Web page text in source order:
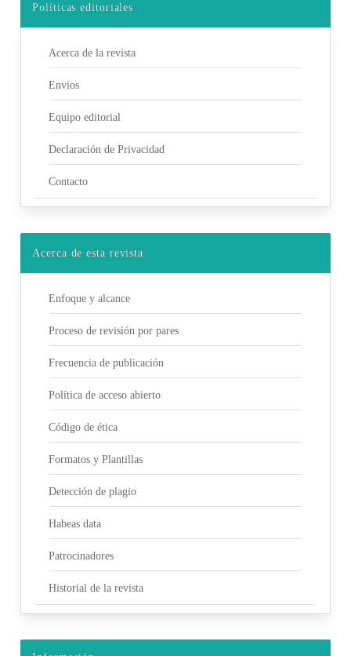
Políticas editoriales
Acerca de la revista
Envios
Equipo editorial
Declaración de Privacidad
Contacto
Acerca de esta revista
Enfoque y alcance
Proceso de revisión por pares
Frecuencia de publicación
Política de acceso abierto
Código de ética
Formatos y Plantillas
Detección de plagio
Habeas data
Patrocinadores
Historial de la revista